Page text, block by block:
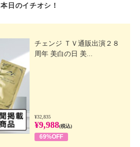
本日のイチオシ！
チェンジ ＴＶ通販出演２８
周年 美白の日 美...
¥32,835
¥9,988(税込)
69%OFF